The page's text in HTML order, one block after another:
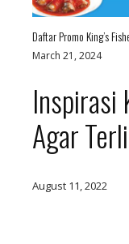
Daftar Promo King’s
March 21, 2024
Inspirasi
Agar
August 11, 2022